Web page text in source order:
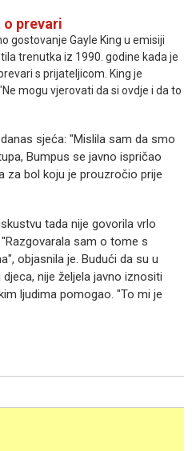
o prevari
gostovanje Gayle King u emisiji
trenutka iz 1990. godine kada je
s prijateljicom. King je
mogu vjerovati da si ovdje i da to
sjeća: "Mislila sam da smo
Bumpus se javno ispričao
za bol koju je prouzročio prije
tada nije govorila vrlo
sam o tome s
objasnila je. Budući da su u
nije željela javno iznositi
ljudima pomogao. "To mi je